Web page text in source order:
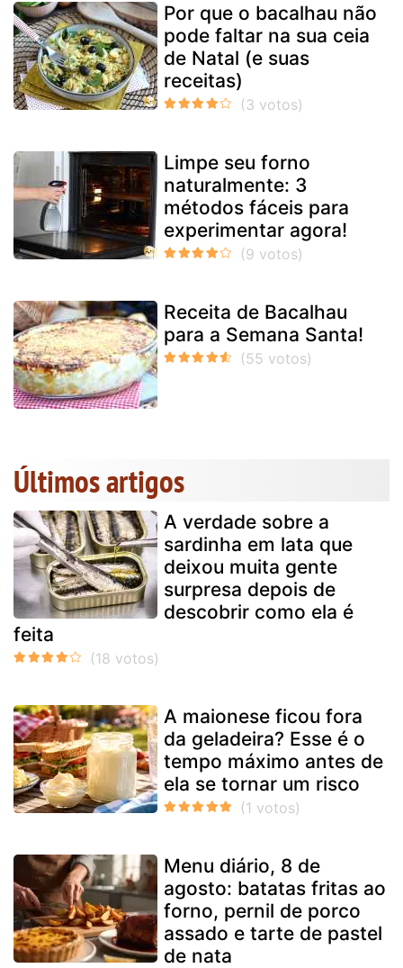
Por que o bacalhau não
pode faltar na sua ceia
de Natal (e suas
receitas)
Limpe seu forno
naturalmente: 3
métodos fáceis para
experimentar agora!
Receita de Bacalhau
para a Semana Santa!
Últimos artigos
A verdade sobre a
sardinha em lata que
deixou muita gente
surpresa depois de
descobrir como ela é
feita
A maionese ficou fora
da geladeira? Esse é o
tempo máximo antes de
ela se tornar um risco
Menu diário, 8 de
agosto: batatas fritas ao
forno, pernil de porco
assado e tarte de pastel
de nata